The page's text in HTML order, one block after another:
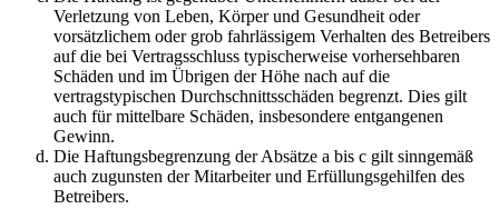
Verletzung von Leben, Körper und Gesundheit oder
vorsätzlichem oder grob fahrlässigem Verhalten des Betreibers
auf die bei Vertragsschluss typischerweise vorhersehbaren
Schäden und im Übrigen der Höhe nach auf die
vertragstypischen Durchschnittsschäden begrenzt. Dies gilt
auch für mittelbare Schäden, insbesondere entgangenen
Gewinn.
Die Haftungsbegrenzung der Absätze a bis c gilt sinngemäß
auch zugunsten der Mitarbeiter und Erfüllungsgehilfen des
Betreibers.